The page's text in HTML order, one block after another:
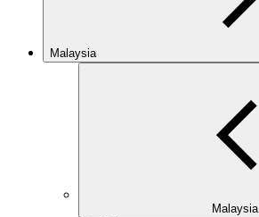
Malaysia
Malaysia